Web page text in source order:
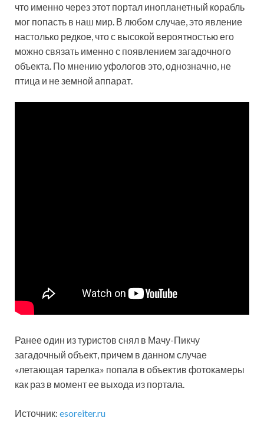
что именно через этот портал инопланетный корабль
мог попасть в наш мир. В любом случае, это явление
настолько редкое, что с высокой вероятностью его
можно связать именно с появлением загадочного
объекта. По мнению уфологов это, однозначно, не
птица и не земной аппарат.
Ранее один из туристов снял в Мачу-Пикчу
загадочный объект, причем в данном случае
«летающая тарелка» попала в объектив фотокамеры
как раз в момент ее выхода из портала.
Источник: esoreiter.ru